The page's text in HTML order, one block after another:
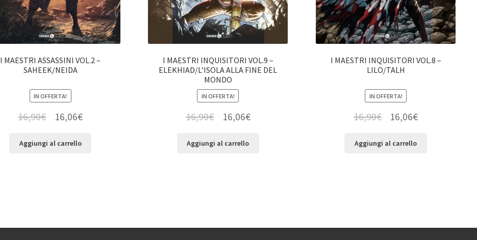
I MAESTRI ASSASSINI VOL.2 –
SAHEEK/NEIDA
IN OFFERTA!
16,90€ 16,06€
Aggiungi al carrello
I MAESTRI INQUISITORI VOL.9 –
ELEKHIAD/L’ISOLA ALLA FINE DEL
MONDO
IN OFFERTA!
16,90€ 16,06€
Aggiungi al carrello
I MAESTRI INQUISITORI VOL.8 –
LILO/TALH
IN OFFERTA!
16,90€ 16,06€
Aggiungi al carrello